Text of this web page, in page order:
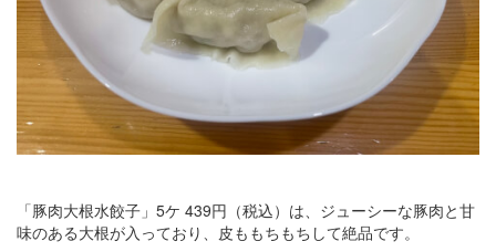
「豚肉大根水餃子」5ケ 439円（税込）は、ジューシーな豚肉と甘
味のある大根が入っており、皮ももちもちして絶品です。